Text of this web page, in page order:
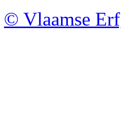
© Vlaamse